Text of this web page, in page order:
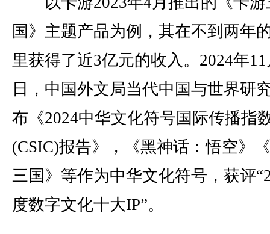
国》主题产品为例，其在不到两年
里获得了近3亿元的收入。2024年11
日，中国外文局当代中国与世界研
布《2024中华文化符号国际传播指
(CSIC)报告》，《黑神话：悟空》
三国》等作为中华文化符号，获评
度数字文化十大IP”。